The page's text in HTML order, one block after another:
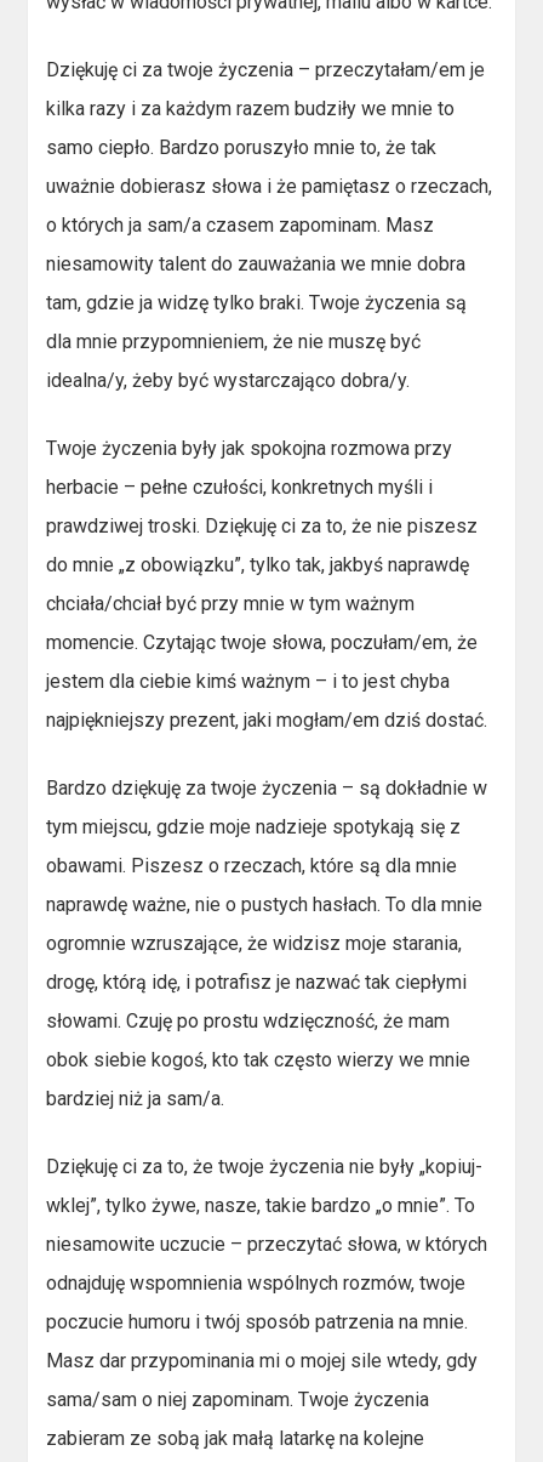
Dziękuję ci za twoje życzenia – przeczytałam/em je
kilka razy i za każdym razem budziły we mnie to
samo ciepło. Bardzo poruszyło mnie to, że tak
uważnie dobierasz słowa i że pamiętasz o rzeczach,
o których ja sam/a czasem zapominam. Masz
niesamowity talent do zauważania we mnie dobra
tam, gdzie ja widzę tylko braki. Twoje życzenia są
dla mnie przypomnieniem, że nie muszę być
idealna/y, żeby być wystarczająco dobra/y.
Twoje życzenia były jak spokojna rozmowa przy
herbacie – pełne czułości, konkretnych myśli i
prawdziwej troski. Dziękuję ci za to, że nie piszesz
do mnie „z obowiązku”, tylko tak, jakbyś naprawdę
chciała/chciał być przy mnie w tym ważnym
momencie. Czytając twoje słowa, poczułam/em, że
jestem dla ciebie kimś ważnym – i to jest chyba
najpiękniejszy prezent, jaki mogłam/em dziś dostać.
Bardzo dziękuję za twoje życzenia – są dokładnie w
tym miejscu, gdzie moje nadzieje spotykają się z
obawami. Piszesz o rzeczach, które są dla mnie
naprawdę ważne, nie o pustych hasłach. To dla mnie
ogromnie wzruszające, że widzisz moje starania,
drogę, którą idę, i potrafisz je nazwać tak ciepłymi
słowami. Czuję po prostu wdzięczność, że mam
obok siebie kogoś, kto tak często wierzy we mnie
bardziej niż ja sam/a.
Dziękuję ci za to, że twoje życzenia nie były „kopiuj-
wklej”, tylko żywe, nasze, takie bardzo „o mnie”. To
niesamowite uczucie – przeczytać słowa, w których
odnajduję wspomnienia wspólnych rozmów, twoje
poczucie humoru i twój sposób patrzenia na mnie.
Masz dar przypominania mi o mojej sile wtedy, gdy
sama/sam o niej zapominam. Twoje życzenia
zabieram ze sobą jak małą latarkę na kolejne